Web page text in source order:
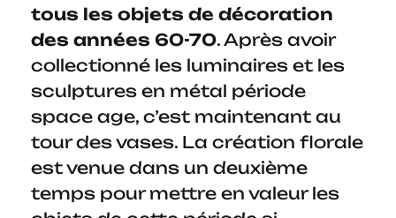
tous les objets de décoration
des années 60-70. Après avoir
collectionné les luminaires et les
sculptures en métal période
space age, c’est maintenant au
tour des vases. La création florale
est venue dans un deuxième
temps pour mettre en valeur les